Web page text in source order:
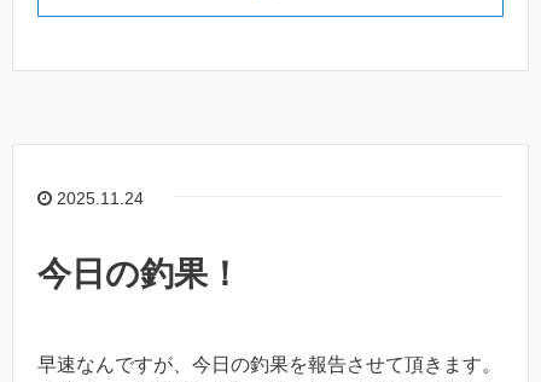
2025.11.24
今日の釣果！
早速なんですが、今日の釣果を報告させて頂きます。